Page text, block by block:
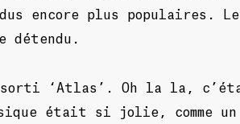
encore plus populaires.
détendu.
sorti ‘Atlas’. Oh la la,
était si jolie, comme